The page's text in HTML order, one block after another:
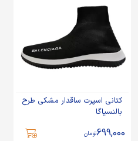
کتانی اسپرت ساقدار مشکی طرح
بالنسیاگا
699,000تومان